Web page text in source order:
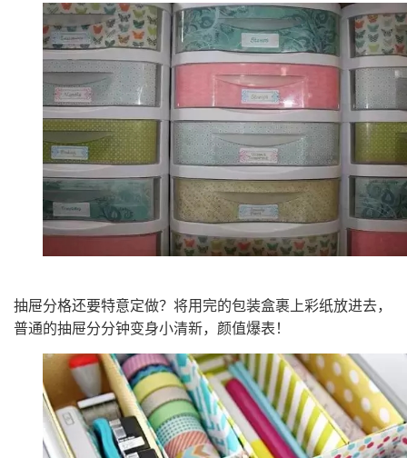
抽屉分格还要特意定做？将用完的包装盒裹上彩纸放进去，
普通的抽屉分分钟变身小清新，颜值爆表！